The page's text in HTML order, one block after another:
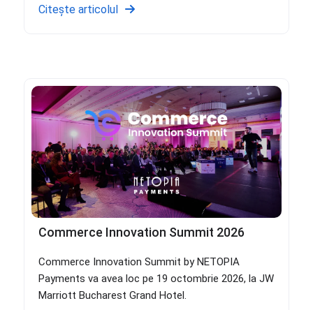
Citește articolul
Commerce Innovation Summit 2026
Commerce Innovation Summit by NETOPIA
Payments va avea loc pe 19 octombrie 2026, la JW
Marriott Bucharest Grand Hotel.